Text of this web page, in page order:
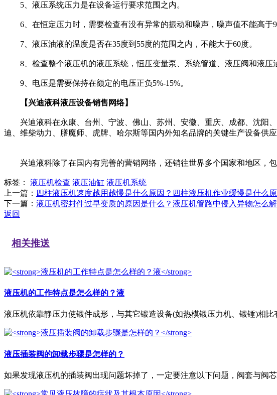
5、液压系统压力是在设备运行要求范围之内。
6、在恒定压力时，需要检查有没有异常的振动和噪声，噪声值不能高于
7、液压油液的温度是否在35度到55度的范围之内，不能大于60度。
8、检查整个液压机的液压系统，恒压变量泵、系统管道、液压阀和液压
9、电压是需要保持在额定的电压正负5%-15%。
【兴迪液科液压设备销售网络】
兴迪液科在永康、台州、宁波、佛山、苏州、安徽、重庆、成都、沈阳
迪、维柴动力、膳魔师、虎牌、哈尔斯等国内外知名品牌的关键生产设备供应
兴迪液科除了在国内有完善的营销网络，还销往世界多个国家和地区，包
标签： 液压机检查 液压油缸 液压机系统
上一篇： 四柱液压机速度越用越慢是什么原因？四柱液压机作业缓慢是什么原
下一篇： 液压机密封件过早变质的原因是什么？液压机管路中侵入异物怎么
返回
相关推送
液压机的工作特点是怎么样的？液
液压机依靠静压力使锻件成形，与其它锻造设备(如热模锻压力机、锻锤)相比
液压插装阀的卸载步骤是怎样的？
如果发现液压机的插装阀出现问题坏掉了，一定要注意以下问题，阀套与阀